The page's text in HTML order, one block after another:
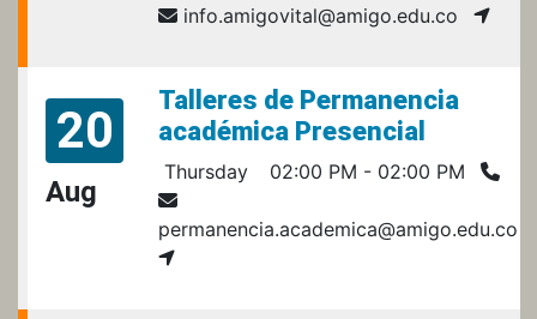
info.amigovital@amigo.edu.co
20
Aug
Talleres de Permanencia
académica Presencial
Thursday 02:00 PM - 02:00 PM
permanencia.academica@amigo.edu.co